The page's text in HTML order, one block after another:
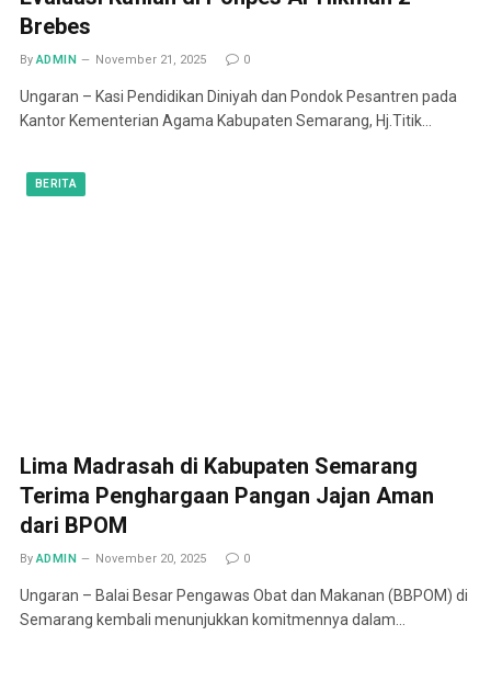
Brebes
By ADMIN November 21, 2025 0
Ungaran – Kasi Pendidikan Diniyah dan Pondok Pesantren pada
Kantor Kementerian Agama Kabupaten Semarang, Hj.Titik…
BERITA
Lima Madrasah di Kabupaten Semarang
Terima Penghargaan Pangan Jajan Aman
dari BPOM
By ADMIN November 20, 2025 0
Ungaran – Balai Besar Pengawas Obat dan Makanan (BBPOM) di
Semarang kembali menunjukkan komitmennya dalam…